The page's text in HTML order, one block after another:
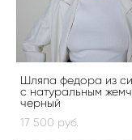
Шляпа федора из
с натуральным
черный
17 500 pуб.